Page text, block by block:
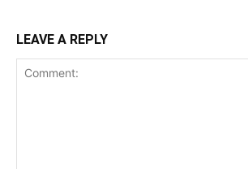
LEAVE A REPLY